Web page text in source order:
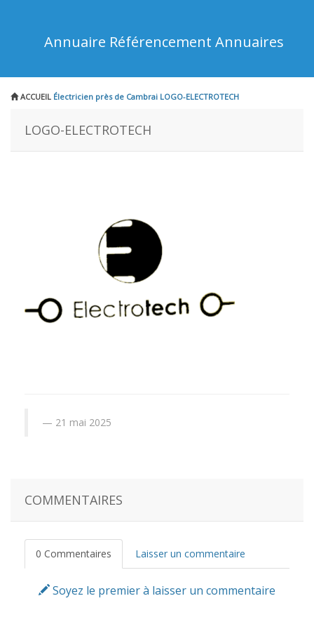
Annuaire Référencement Annuaires
ACCUEIL Électricien près de Cambrai LOGO-ELECTROTECH
LOGO-ELECTROTECH
21 mai 2025
COMMENTAIRES
0 Commentaires Laisser un commentaire
Soyez le premier à laisser un commentaire